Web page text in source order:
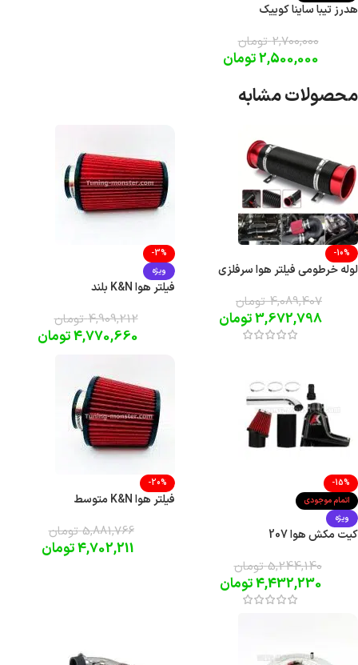
هدرز تیبا ساینا کوییک
2,700,000 تومان
2,500,000تومان
محصولات مشابه
-10%
لوله خرطومی فیلتر هوا سرفلزی
4,089,407 تومان
3,672,798تومان
-3%
ویژه
فیلتر هوا K&N بلند
4,909,212 تومان
4,770,660تومان
-15%
اتمام موجودی
ویژه
کیت مکش هوا 207
5,244,140 تومان
4,432,230تومان
-20%
فیلتر هوا K&N متوسط
5,881,766 تومان
4,702,211تومان